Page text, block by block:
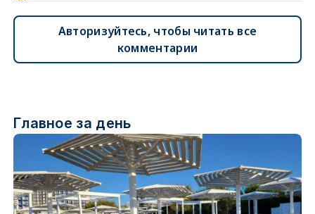
Авторизуйтесь, чтобы читать все
комментарии
Главное за день